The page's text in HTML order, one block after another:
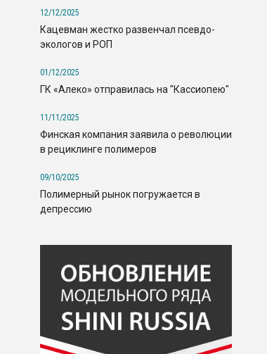
12/12/2025
Кацевман жестко развенчал псевдо-
экологов и РОП
01/12/2025
ГК «Алеко» отправилась на "Кассиопею"
11/11/2025
Финская компания заявила о революции
в рециклинге полимеров
09/10/2025
Полимерный рынок погружается в
депрессию